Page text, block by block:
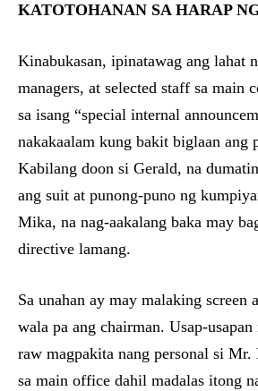
KATOTOHANAN SA HARAP
Kinabukasan, ipinatawag ang lahat
managers, at selected staff sa main
sa isang “special internal
nakakaalam kung bakit biglaan ang
Kabilang doon si Gerald, na
ang suit at punong-puno ng
Mika, na nag-aakalang baka may
directive lamang.
Sa unahan ay may malaking screen
wala pa ang chairman. Usap-
raw magpakita nang personal si
sa main office dahil madalas itong